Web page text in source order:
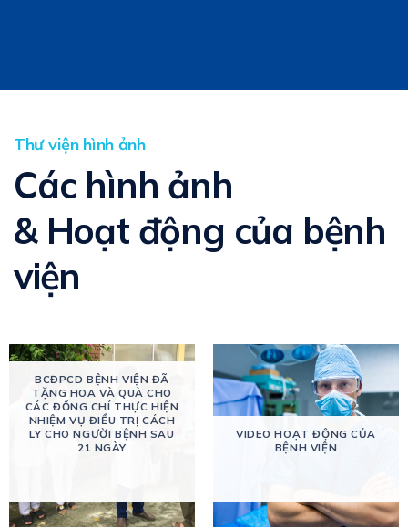
Thư viện hình ảnh
Các hình ảnh
& Hoạt động của bệnh
viện
BCĐPCD BỆNH VIỆN ĐÃ
TẶNG HOA VÀ QUÀ CHO
CÁC ĐỒNG CHÍ THỰC HIỆN
NHIỆM VỤ ĐIỀU TRỊ CÁCH
LY CHO NGƯỜI BỆNH SAU
21 NGÀY
VIDEO HOẠT ĐỘNG CỦA
BỆNH VIỆN